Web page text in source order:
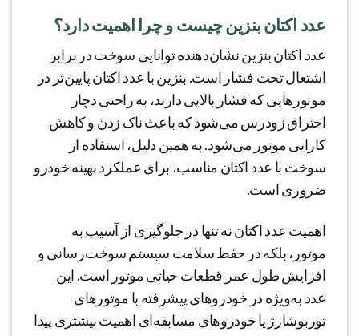
عدد اکتان بنزین چیست و چرا اهمیت دارد؟
عدد اکتان بنزین نشان‌دهنده توانایی سوخت در برابر
اشتعال تحت فشار است. بنزین با عدد اکتان پایین‌تر در
موتورهایی که فشار بالایی دارند، به راحتی دچار
احتراق زودرس می‌شود که باعث ناک زدن و کاهش
کارایی موتور می‌شود. به همین دلیل، استفاده از
سوخت با عدد اکتان مناسب، برای عملکرد بهینه خودرو
ضروری است.
اهمیت عدد اکتان نه تنها در جلوگیری از آسیب به
موتور، بلکه در حفظ سلامت سیستم سوخت‌رسانی و
افزایش طول عمر قطعات حیاتی موتور است. این
عدد به‌ویژه در خودروهای پیشرفته با موتورهای
توربوشارژ یا خودروهای مسابقه‌ای اهمیت بیشتری پیدا